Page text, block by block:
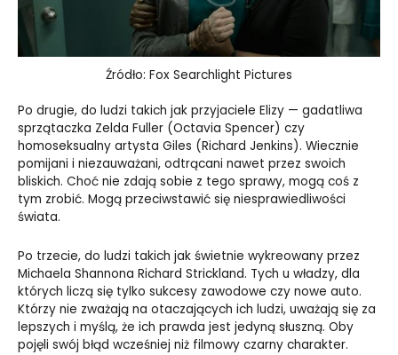
Źródło: Fox Searchlight Pictures
Po drugie, do ludzi takich jak przyjaciele Elizy — gadatliwa
sprzątaczka Zelda Fuller (Octavia Spencer) czy
homoseksualny artysta Giles (Richard Jenkins). Wiecznie
pomijani i niezauważani, odtrącani nawet przez swoich
bliskich. Choć nie zdają sobie z tego sprawy, mogą coś z
tym zrobić. Mogą przeciwstawić się niesprawiedliwości
świata.
Po trzecie, do ludzi takich jak świetnie wykreowany przez
Michaela Shannona Richard Strickland. Tych u władzy, dla
których liczą się tylko sukcesy zawodowe czy nowe auto.
Którzy nie zważają na otaczających ich ludzi, uważają się za
lepszych i myślą, że ich prawda jest jedyną słuszną. Oby
pojęli swój błąd wcześniej niż filmowy czarny charakter.